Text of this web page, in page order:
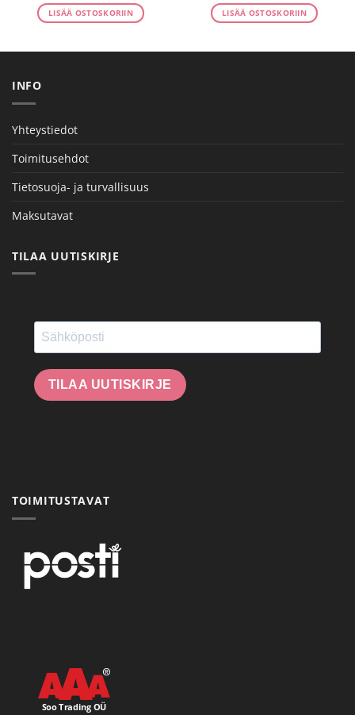
LISÄÄ OSTOSKORIIN 975.67€.811.69€.
LISÄÄ OSTOSKORIIN
INFO
Yhteystiedot
Toimitusehdot
Tietosuoja- ja turvallisuus
Maksutavat
TILAA UUTISKIRJE
TILAA UUTISKIRJE
TOIMITUSTAVAT